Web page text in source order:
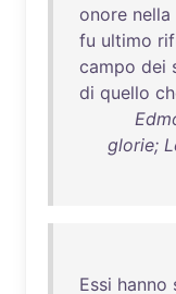
onore nella
fu ultimo
campo dei
di quello
glorie;
Essi hanno